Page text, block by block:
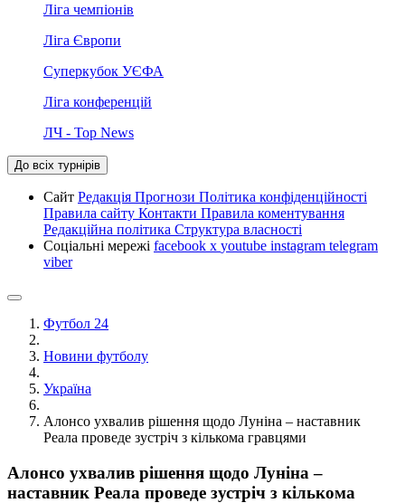
Ліга чемпіонів
Ліга Європи
Суперкубок УЄФА
Ліга конференцій
ЛЧ - Top News
До всіх турнірів
Сайт Редакція Прогнози Політика конфіденційності
Правила сайту Контакти Правила коментування
Редакційна політика Структура власності
Соціальні мережі facebook x youtube instagram telegram
viber
Футбол 24
Новини футболу
Україна
Алонсо ухвалив рішення щодо Луніна – наставник
Реала проведе зустріч з кількома гравцями
Алонсо ухвалив рішення щодо Луніна –
наставник Реала проведе зустріч з кількома